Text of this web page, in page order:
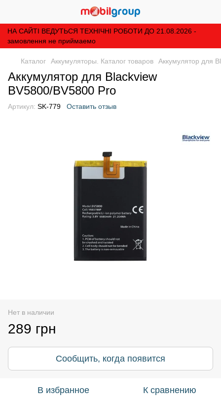
НА САЙТІ ВЕДУТЬСЯ ТЕХНІЧНІ РОБОТИ ДО 21.08.2026 -
замовлення не приймаемо
Каталог Аккумуляторы. Каталог товаров Аккумулятор для
Аккумулятор для Blackview
BV5800/BV5800 Pro
Артикул: SK-779 Оставить отзыв
Нет в наличии
289 грн
Сообщить, когда появится
В избранное К сравнению